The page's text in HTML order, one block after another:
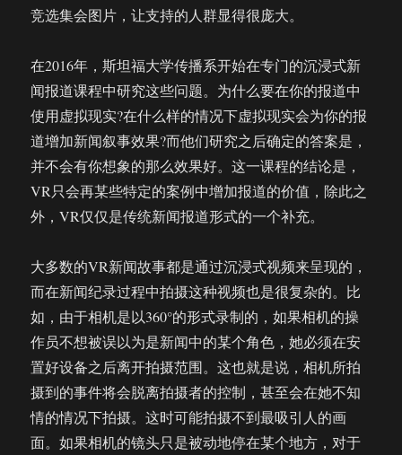
竞选集会图片，让支持的人群显得很庞大。
在2016年，斯坦福大学传播系开始在专门的沉浸式新
闻报道课程中研究这些问题。为什么要在你的报道中
使用虚拟现实?在什么样的情况下虚拟现实会为你的报
道增加新闻叙事效果?而他们研究之后确定的答案是，
并不会有你想象的那么效果好。这一课程的结论是，
VR只会再某些特定的案例中增加报道的价值，除此之
外，VR仅仅是传统新闻报道形式的一个补充。
大多数的VR新闻故事都是通过沉浸式视频来呈现的，
而在新闻纪录过程中拍摄这种视频也是很复杂的。比
如，由于相机是以360°的形式录制的，如果相机的操
作员不想被误以为是新闻中的某个角色，她必须在安
置好设备之后离开拍摄范围。这也就是说，相机所拍
摄到的事件将会脱离拍摄者的控制，甚至会在她不知
情的情况下拍摄。这时可能拍摄不到最吸引人的画
面。如果相机的镜头只是被动地停在某个地方，对于